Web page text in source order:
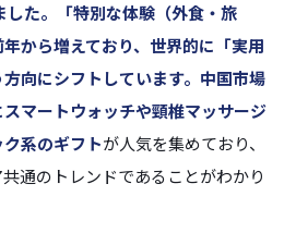
した。「特別な体験（外食・旅
から増えており、世界的に「実用
向にシフトしています。中国市場
マートウォッチや頸椎マッサージ
系のギフトが人気を集めており、
通のトレンドであることがわかり